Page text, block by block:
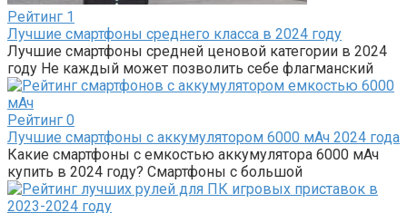
Рейтинг 1
Лучшие смартфоны среднего класса в 2024 году
Лучшие смартфоны средней ценовой категории в 2024
году Не каждый может позволить себе флагманский
Рейтинг 0
Лучшие смартфоны с аккумулятором 6000 мАч 2024 года
Какие смартфоны с емкостью аккумулятора 6000 мАч
купить в 2024 году? Смартфоны с большой